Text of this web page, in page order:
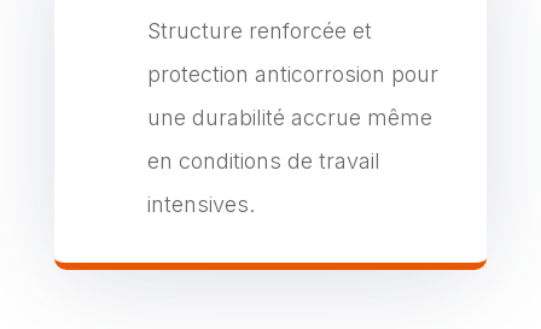
Structure renforcée et
protection anticorrosion pour
une durabilité accrue même
en conditions de travail
intensives.